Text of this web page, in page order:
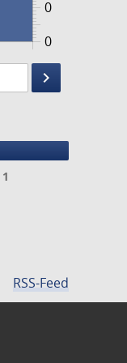
0
0
1475
keyboard_arrow_right
Suche
1
RSS-Feed